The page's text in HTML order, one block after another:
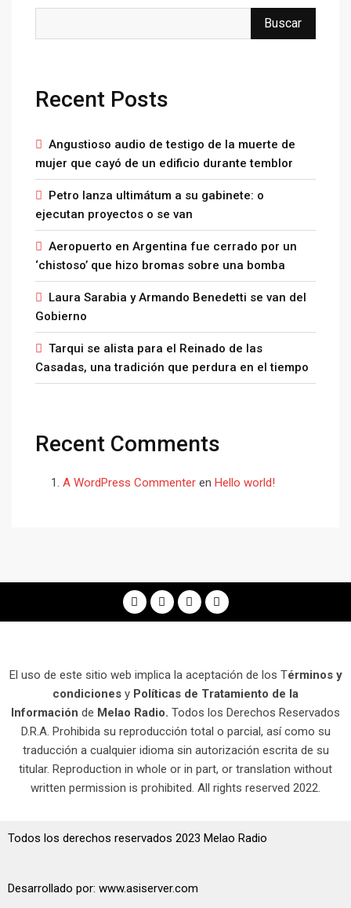
Buscar
Recent Posts
Angustioso audio de testigo de la muerte de
mujer que cayó de un edificio durante temblor
Petro lanza ultimátum a su gabinete: o
ejecutan proyectos o se van
Aeropuerto en Argentina fue cerrado por un
‘chistoso’ que hizo bromas sobre una bomba
Laura Sarabia y Armando Benedetti se van del
Gobierno
Tarqui se alista para el Reinado de las
Casadas, una tradición que perdura en el tiempo
Recent Comments
A WordPress Commenter en Hello world!
El uso de este sitio web implica la aceptación de los Términos y
condiciones y Políticas de Tratamiento de la
Información de Melao Radio. Todos los Derechos Reservados
D.R.A. Prohibida su reproducción total o parcial, así como su
traducción a cualquier idioma sin autorización escrita de su
titular. Reproduction in whole or in part, or translation without
written permission is prohibited. All rights reserved 2022.
Todos los derechos reservados 2023 Melao Radio
Desarrollado por: www.asiserver.com